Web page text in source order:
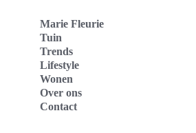
Marie Fleurie
Tuin
Trends
Lifestyle
Wonen
Over ons
Contact